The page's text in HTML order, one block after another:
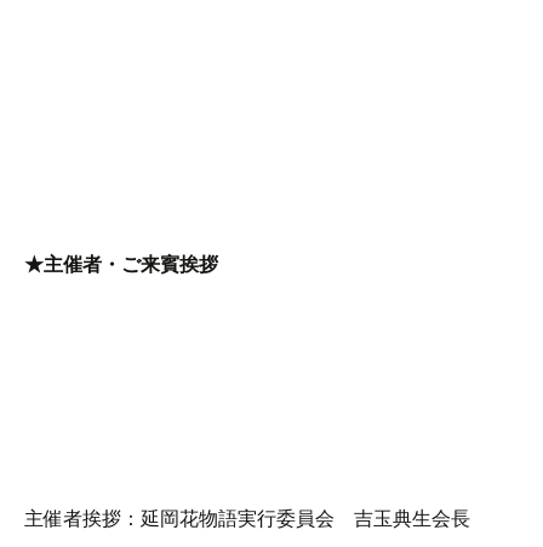
★主催者・ご来賓挨拶
主催者挨拶：延岡花物語実行委員会 吉玉典生会長